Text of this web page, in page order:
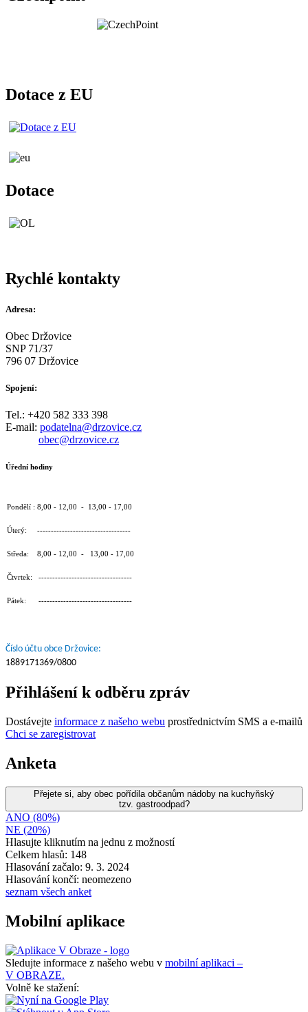
Dotace z EU
Dotace
Rychlé kontakty
Adresa:
Obec Držovice
SNP 71/37
796 07 Držovice
Spojení:
Tel.: +420 582 333 398
E-mail: podatelna@drzovice.cz
obec@drzovice.cz
Úřední hodiny
Pondělí : 8,00 - 12,00 - 13,00 - 17,00
Úterý: ----------------------------------
Středa: 8,00 - 12,00 - 13,00 - 17,00
Čtvrtek: ----------------------------------
Pátek: ----------------------------------
Číslo účtu obce Držovice:
1889171369/0800
Přihlášení k odběru zpráv
Dostávejte informace z našeho webu prostřednictvím SMS a e-mailů
Chci se zaregistrovat
Anketa
Přejete si, aby obec pořídila občanům nádoby na kuchyňský
tzv. gastroodpad?
ANO (80%)
NE (20%)
Hlasujte kliknutím na jednu z možností
Celkem hlasů: 148
Hlasování začalo: 9. 3. 2024
Hlasování končí: neomezeno
seznam všech anket
Mobilní aplikace
Sledujte informace z našeho webu v mobilní aplikaci –
V OBRAZE.
Volně ke stažení: